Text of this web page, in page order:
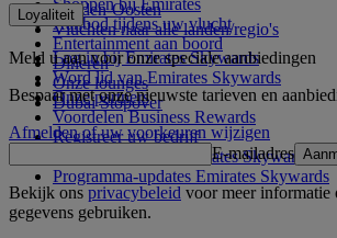
Midden-Oosten
Vluchten naar alle landen/regio's
Shoppen bij Emirates
Aanbod tijdens uw vlucht
Entertainment aan boord
Dineren
Onze lounges
Dubai Stopover
Loyaliteit
Log in bij Emirates Skywards
Word lid van Emirates Skywards
Onze partners
Voordelen Business Rewards
Registreer uw bedrijf
Programmaregels Emirates Skywards
Programma-updates Emirates Skywards
Meld u aan voor onze speciale aanbiedingen
Bespaar met onze nieuwste tarieven en
Afmelden of uw voorkeuren wijzigen
E-mailadres
Bekijk ons privacybeleid voor meer informatie
gegevens gebruiken.